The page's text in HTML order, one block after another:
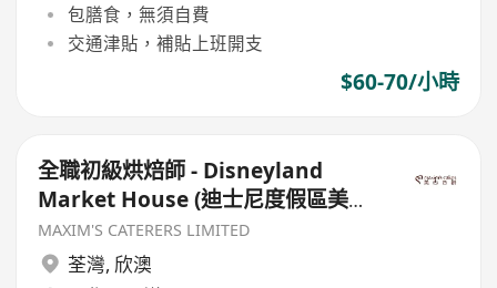
包膳食，無須自費
交通津貼，補貼上班開支
$60-70/小時
全職初級烘焙師 - Disneyland
Market House (迪士尼度假區美國
小鎮大街) - $13000-16000
MAXIM'S CATERERS LIMITED
荃灣, 欣澳